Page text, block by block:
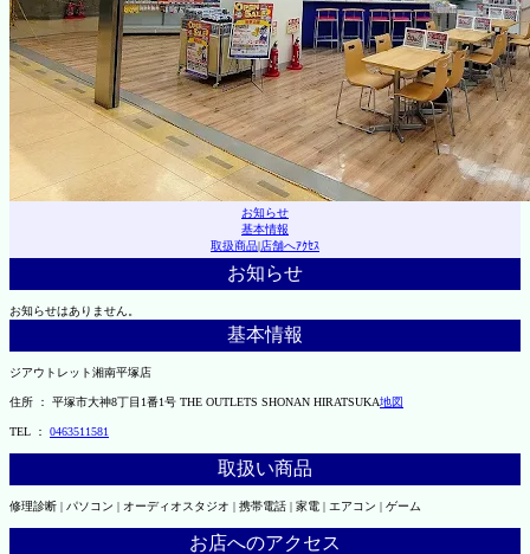
お知らせ
基本情報
取扱商品|店舗へｱｸｾｽ
お知らせ
お知らせはありません。
基本情報
ジアウトレット湘南平塚店
住所 ： 平塚市大神8丁目1番1号 THE OUTLETS SHONAN HIRATSUKA地図
TEL ： 0463511581
取扱い商品
修理診断 | パソコン | オーディオスタジオ | 携帯電話 | 家電 | エアコン | ゲーム
お店へのアクセス